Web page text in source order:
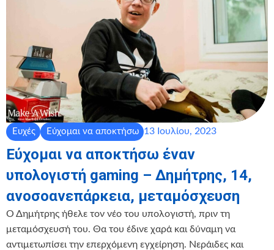
Ευχές Εύχομαι να αποκτήσω 13 Ιουλίου, 2023
Εύχομαι να αποκτήσω έναν
υπολογιστή gaming – Δημήτρης, 14,
ανοσοανεπάρκεια, μεταμόσχευση
Ο Δημήτρης ήθελε τον νέο του υπολογιστή, πριν τη
μεταμόσχευσή του. Θα του έδινε χαρά και δύναμη να
αντιμετωπίσει την επερχόμενη εγχείρηση. Νεράιδες και